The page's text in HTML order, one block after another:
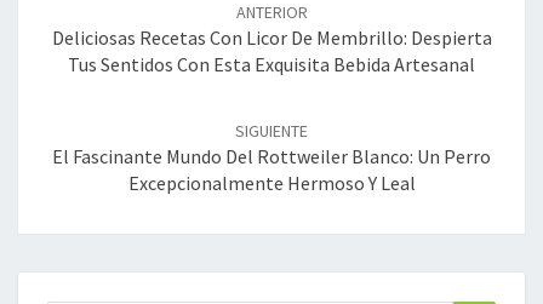
entradas
ANTERIOR
Deliciosas Recetas Con Licor De Membrillo: Despierta
Tus Sentidos Con Esta Exquisita Bebida Artesanal
SIGUIENTE
El Fascinante Mundo Del Rottweiler Blanco: Un Perro
Excepcionalmente Hermoso Y Leal